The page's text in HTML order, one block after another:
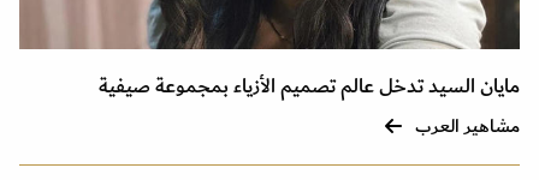
مايان السيد تدخل عالم تصميم الأزياء بمجموعة صيفية
مشاهير العرب